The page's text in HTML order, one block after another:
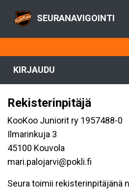
SEURANAVIGOINTI
KIRJAUDU
Rekisterinpitäjä
KooKoo Juniorit ry 1957488-0
Ilmarinkuja 3
45100 Kouvola
mari.palojarvi@pokli.fi
Seura toimii rekisterinpitäjänä